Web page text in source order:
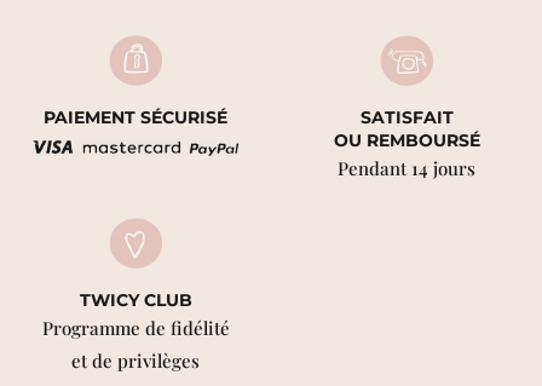
PAIEMENT SÉCURISÉ
SATISFAIT
OU REMBOURSÉ
Pendant 14 jours
TWICY CLUB
Programme de fidélité
et de privilèges